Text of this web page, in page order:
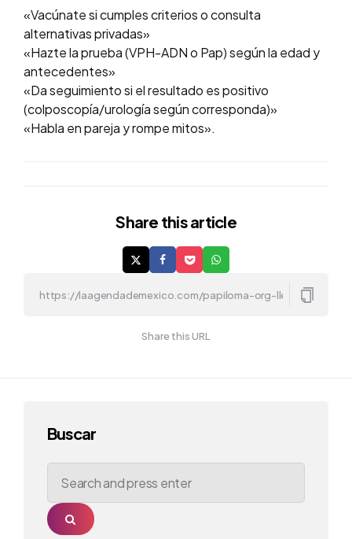
«Vacúnate si cumples criterios o consulta
alternativas privadas»
«Hazte la prueba (VPH-ADN o Pap) según la edad y
antecedentes»
«Da seguimiento si el resultado es positivo
(colposcopía/urología según corresponda)»
«Habla en pareja y rompe mitos».
Share this article
Share this URL
Buscar
Search
for:
Search